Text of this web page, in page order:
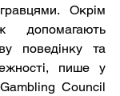
Окрім
допомагають
поведінку та
пише у
Council